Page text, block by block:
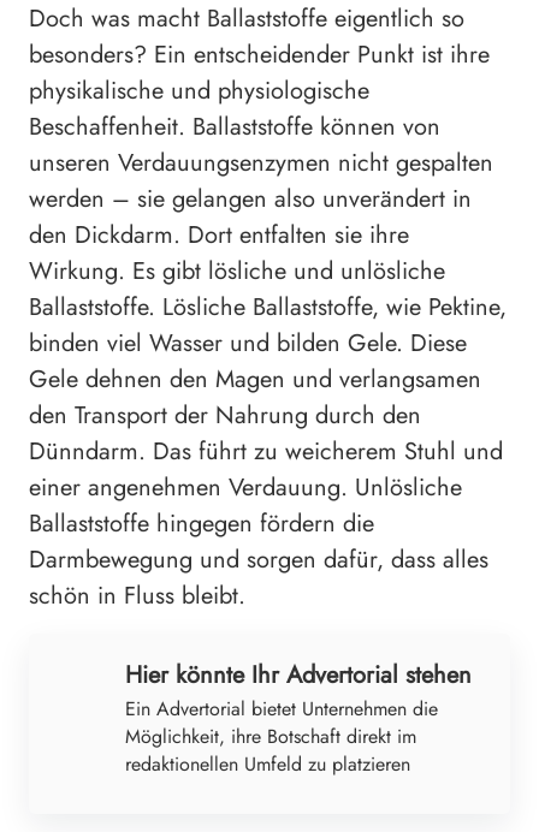
Doch was macht Ballaststoffe eigentlich so
besonders? Ein entscheidender Punkt ist ihre
physikalische und physiologische
Beschaffenheit. Ballaststoffe können von
unseren Verdauungsenzymen nicht gespalten
werden – sie gelangen also unverändert in
den Dickdarm. Dort entfalten sie ihre
Wirkung. Es gibt lösliche und unlösliche
Ballaststoffe. Lösliche Ballaststoffe, wie Pektine,
binden viel Wasser und bilden Gele. Diese
Gele dehnen den Magen und verlangsamen
den Transport der Nahrung durch den
Dünndarm. Das führt zu weicherem Stuhl und
einer angenehmen Verdauung. Unlösliche
Ballaststoffe hingegen fördern die
Darmbewegung und sorgen dafür, dass alles
schön in Fluss bleibt.
Hier könnte Ihr Advertorial stehen
Ein Advertorial bietet Unternehmen die
Möglichkeit, ihre Botschaft direkt im
redaktionellen Umfeld zu platzieren